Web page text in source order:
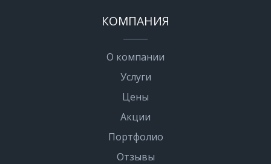
КОМПАНИЯ
О компании
Услуги
Цены
Акции
Портфолио
Отзывы